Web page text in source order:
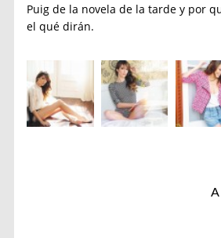
Puig de la novela de la tarde y por
el qué dirán.